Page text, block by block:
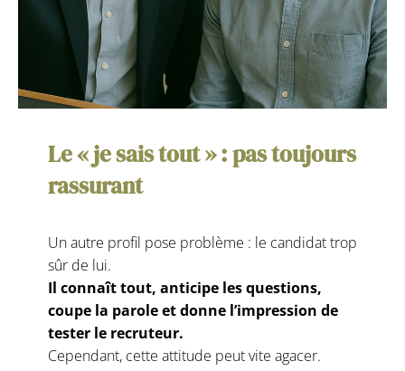
Le « je sais tout » : pas toujours
rassurant
Un autre profil pose problème : le candidat trop
sûr de lui.
Il connaît tout, anticipe les questions,
coupe la parole et donne l’impression de
tester le recruteur.
Cependant, cette attitude peut vite agacer.